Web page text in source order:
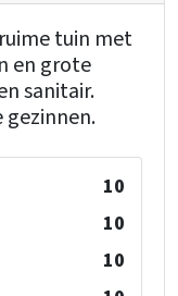
tuin met
en grote
sanitair.
10
10
10